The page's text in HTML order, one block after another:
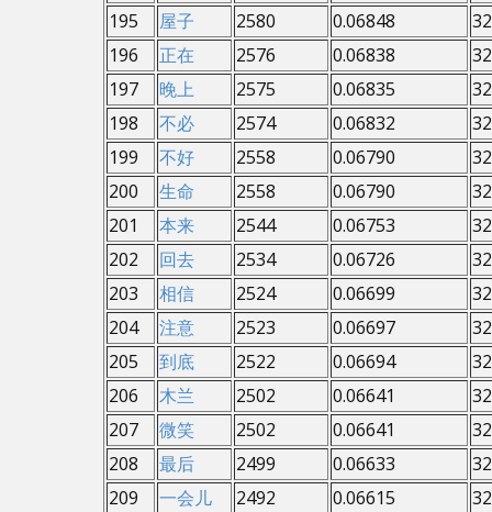
195
屋子 2580 0.06848
196
正在 2576 0.06838
197
晚上 2575 0.06835
198
不必 2574 0.06832
199
不好 2558 0.06790
200
生命 2558 0.06790
201
本来 2544 0.06753
202
回去 2534 0.06726
203
相信 2524 0.06699
204
注意 2523 0.06697
205
到底 2522 0.06694
206
木兰 2502 0.06641
207
微笑 2502 0.06641
208
最后 2499 0.06633
209
一会儿 2492 0.06615